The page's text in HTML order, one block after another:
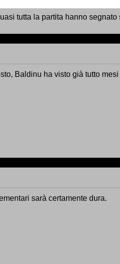
tutta la partita hanno segnato
Baldinu ha visto già tutto
sarà certamente dura.